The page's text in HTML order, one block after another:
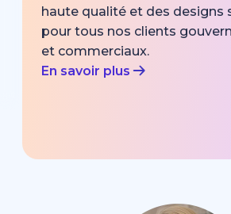
haute qualité et des designs
pour tous nos clients
et commerciaux.
En savoir plus